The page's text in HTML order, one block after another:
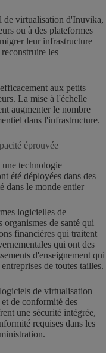
de virtualisation d'Inuvika,
ou à des plateformes
leur infrastructure
les
aux petits
La mise à l'échelle
augmenter le nombre
dans l'infrastructure.
éprouvée
technologie
été déployées dans des
dans le monde entier
logicielles de
de santé qui
financières qui traitent
qui ont des
d'enseignement qui
de toutes tailles.
de virtualisation
de conformité des
une sécurité intégrée,
requises dans les